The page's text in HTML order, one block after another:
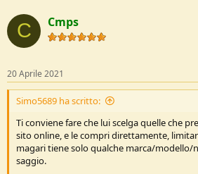
C Cmps
20 Aprile 2021
Simo5689 ha scritto:
Ti conviene fare che lui scelga quelle che
sito online, e le compri direttamente,
magari tiene solo qualche marca/
saggio.